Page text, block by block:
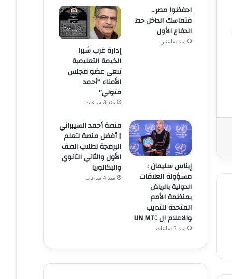
احفظوا مصر…
فتماسك الداخل خط
الدفاع الأول
منذ ساعتين
إدارة غرب شبرا
الخيمة التعليمية
تنعى عضو مجلس
الأمناء “أحمد
متولي”
منذ 3 ساعات
إيناس سليمان :
مسؤولة العلاقات
الدولية بالرياض
بمنظمة الأمم
المتحدة للتدريب
والاعلام ال UN MTC
منذ 3 ساعات
منصة أحمد السيبراني
| أفضل منصة لتعلم
البرمجة لطلاب الصف
الأول والثاني الثانوي
والبكالوريا
منذ 4 ساعات